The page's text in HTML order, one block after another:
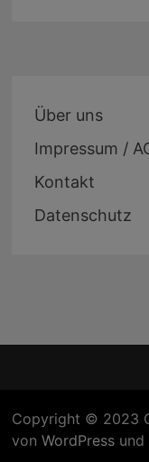
Über uns
Impressum /
Kontakt
Datenschutz
Copyright © 2023
von WordPressund